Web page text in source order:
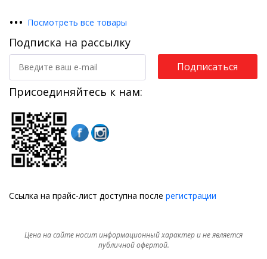
••• Посмотреть все товары
Подписка на рассылку
Подписаться
Присоединяйтесь к нам:
Ссылка на прайс-лист доступна после регистрации
Цена на сайте носит информационный характер и не является
публичной офертой.